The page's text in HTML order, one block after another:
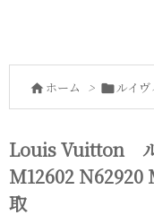
 ホーム > ルイヴ
Louis Vuitton
M12602
取